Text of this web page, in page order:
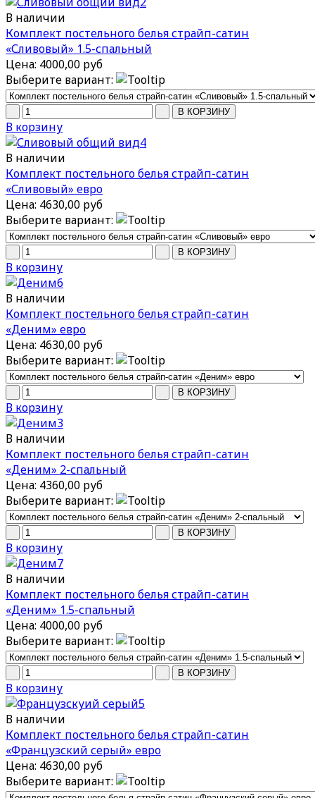
В наличии
Комплект постельного белья страйп-сатин
«Сливовый» 1.5-спальный
Цена: 4000,00 руб
Выберите вариант:
В корзину
В наличии
Комплект постельного белья страйп-сатин
«Сливовый» евро
Цена: 4630,00 руб
Выберите вариант:
В корзину
В наличии
Комплект постельного белья страйп-сатин
«Деним» евро
Цена: 4630,00 руб
Выберите вариант:
В корзину
В наличии
Комплект постельного белья страйп-сатин
«Деним» 2-спальный
Цена: 4360,00 руб
Выберите вариант:
В корзину
В наличии
Комплект постельного белья страйп-сатин
«Деним» 1.5-спальный
Цена: 4000,00 руб
Выберите вариант:
В корзину
В наличии
Комплект постельного белья страйп-сатин
«Французский серый» евро
Цена: 4630,00 руб
Выберите вариант: